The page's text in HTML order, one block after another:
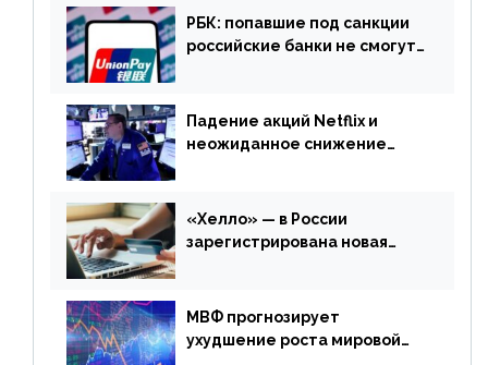
РБК: попавшие под санкции
российские банки не смогут
Падение акций Netflix и
неожиданное снижение
апреля
«Хелло» — в России
зарегистрирована новая
МВФ прогнозирует
ухудшение роста мировой